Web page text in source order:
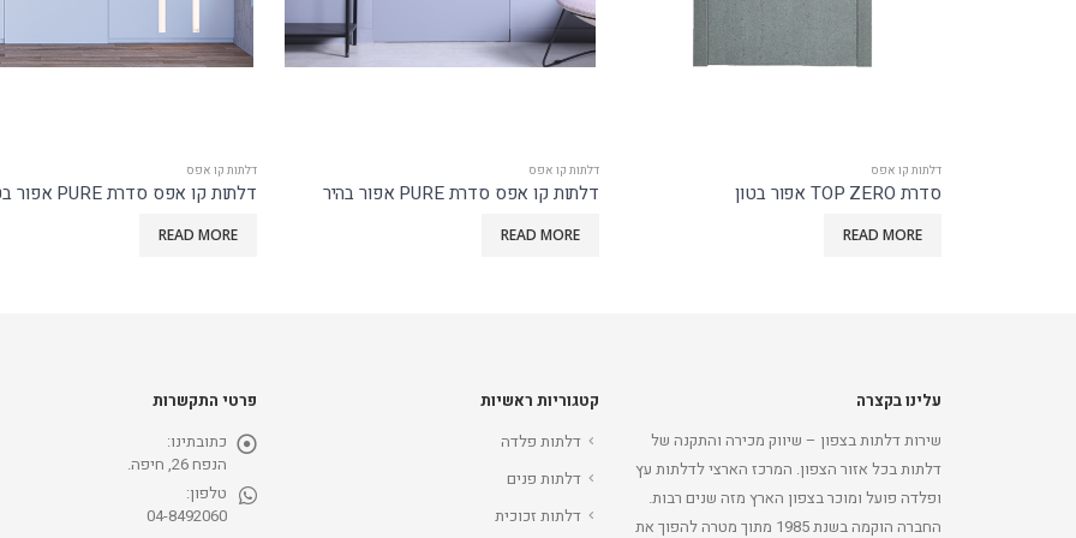
דלתות קו אפס
דלתות קו אפס סדרת PURE אפור בהיר
READ MORE
דלתות קו אפס
דלתות קו אפס סדרת PURE אפור בטון
READ MORE
דלתות קו אפס
סדרת TOP ZERO אפור כהה
READ MORE
עלינו בקצרה
שירות דלתות בצפון – שיווק מכירה והתקנה של
דלתות בכל אזור הצפון. המרכז הארצי לדלתות עץ
ופלדה פועל ומוכר בצפון הארץ מזה שנים רבות.
החברה הוקמה בשנת 1985 מתוך מטרה להפוך את
קטגוריות ראשיות
דלתות פלדה
דלתות פנים
דלתות זכוכית
פרטי התקשרות
כתובתינו:
הנפח 26, חיפה.
טלפון:
04-8492060